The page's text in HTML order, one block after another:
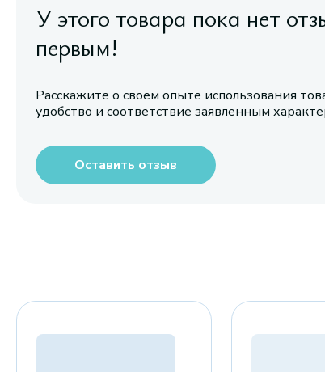
У этого товара пока нет
первым!
Расскажите о своем опыте использования
удобство и соответствие заявленным
Оставить отзыв